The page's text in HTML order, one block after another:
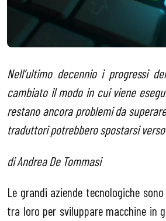
Nell’ultimo decennio i progressi
cambiato il modo in cui viene
restano ancora problemi da
traduttori potrebbero spostarsi
di Andrea De Tommasi
Le grandi aziende tecnologiche
tra loro per sviluppare macchine in